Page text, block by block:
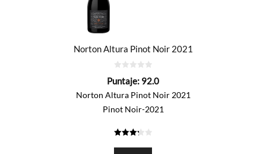
Norton Altura Pinot Noir 2021
de
Puntaje: 92.0
Norton Altura Pinot Noir 2021
Pinot Noir-2021
de 5